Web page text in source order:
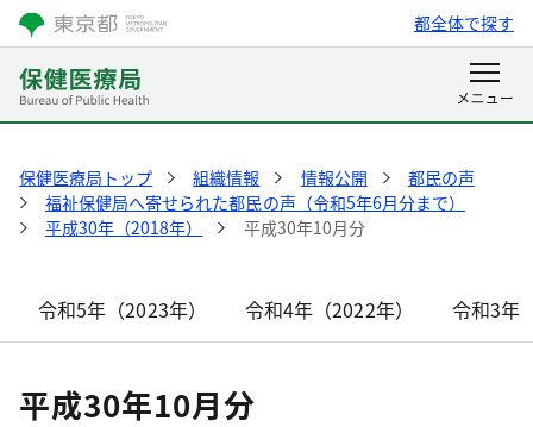
都全体で探す
保健医療局トップ 組織情報 情報公開
都民の声
福祉保健局へ寄せられた都民の声（令和5年6月分まで）
平成30年（2018年）
平成30年10月分
令和5年（2023年） 令和4年（2022年） 令和3年
平成30年10月分